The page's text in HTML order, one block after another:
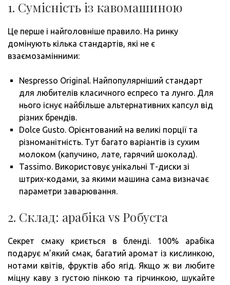
1. Сумісність із кавомашиною
Це перше і найголовніше правило. На ринку
домінують кілька стандартів, які не є
взаємозамінними:
Nespresso Original. Найпопулярніший стандарт
для любителів класичного еспресо та лунго. Для
нього існує найбільше альтернативних капсул від
різних брендів.
Dolce Gusto. Орієнтований на великі порції та
різноманітність. Тут багато варіантів із сухим
молоком (капучино, лате, гарячий шоколад).
Tassimo. Використовує унікальні Т-диски зі
штрих-кодами, за якими машина сама визначає
параметри заварювання.
2. Склад: арабіка vs Робуста
Секрет смаку криється в бленді. 100% арабіка
подарує м’який смак, багатий аромат із кислинкою,
нотами квітів, фруктів або ягід. Якщо ж ви любите
міцну каву з густою пінкою та гірчинкою, шукайте